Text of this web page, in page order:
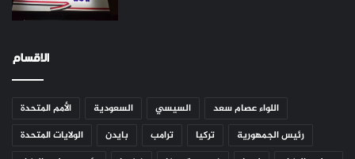
الاقسام
الأمم المتحدة السعودية السيسي
اللواء عصام سعد
الولايات المتحدة
بايدن ترامب تركيا
رئيس الجمهورية